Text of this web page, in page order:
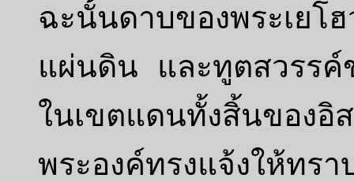
ฉะนั้นดาบของพระเยโ
แผ่นดิน และทูตสวรรค์
ในเขตแดนทั้งสิ้นข
พระองค์ทรงแจ้งให้ทร